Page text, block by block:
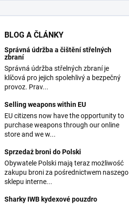
BLOG A ČLÁNKY
Správná údržba a čištění střelných
zbraní
Správná údržba střelných zbraní je
klíčová pro jejich spolehlivý a bezpečný
provoz. Prav...
Selling weapons within EU
EU citizens now have the opportunity to
purchase weapons through our online
store and we w...
Sprzedaż broni do Polski
Obywatele Polski mają teraz możliwość
zakupu broni za pośrednictwem naszego
sklepu interne...
Sharky IWB kydexové pouzdro